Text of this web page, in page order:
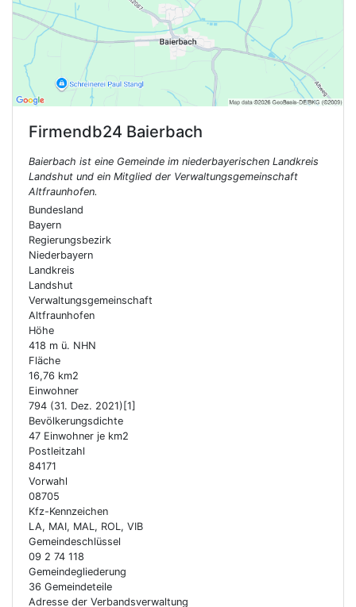
Firmendb24 Baierbach
Baierbach ist eine Gemeinde im niederbayerischen Landkreis
Landshut und ein Mitglied der Verwaltungsgemeinschaft
Altfraunhofen.
Bundesland
Bayern
Regierungsbezirk
Niederbayern
Landkreis
Landshut
Verwaltungs­gemeinschaft
Altfraunhofen
Höhe
418 m ü. NHN
Fläche
16,76 km2
Einwohner
794 (31. Dez. 2021)[1]
Bevölkerungsdichte
47 Einwohner je km2
Postleitzahl
84171
Vorwahl
08705
Kfz-Kennzeichen
LA, MAI, MAL, ROL, VIB
Gemeindeschlüssel
09 2 74 118
Gemeindegliederung
36 Gemeindeteile
Adresse der Verbandsverwaltung